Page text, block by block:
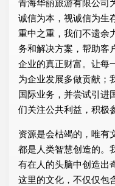
青海华丽旅游有限公司
诚信为本，视诚信为生
重中之重，我们不遗余
务和解决方案，帮助客
企业的真正财富。让每
为企业发展多做贡献；
国际业务，并尝试引进
们关注公共利益，积极
资源是会枯竭的，唯有
都是人类智慧创造的。
有在人的头脑中创造出
这里的文化，不仅仅